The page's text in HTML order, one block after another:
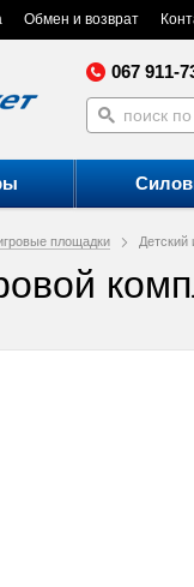
Обмен и возврат
067 911-
площадки Детский